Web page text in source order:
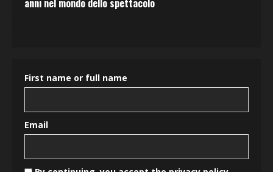
anni nel mondo dello spettacolo
First name or full name
Email